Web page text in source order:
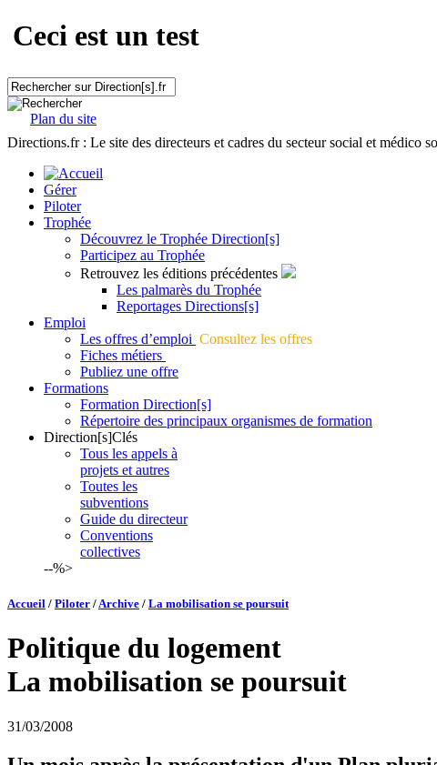
Ceci est un test
Plan du site
Directions.fr : Le site des directeurs et cadres du secteur social et médico
Gérer
Piloter
Trophée
Découvrez le Trophée Direction[s]
Participez au Trophée
Retrouvez les éditions précédentes
Les palmarès du Trophée
Reportages Directions[s]
Emploi
Les offres d’emploi Consultez les offres
Fiches métiers
Publiez une offre
Formations
Formation Direction[s]
Répertoire des principaux organismes de formation
Direction[s]Clés
Tous les appels à
projets et autres
Toutes les
subventions
Guide du directeur
Conventions
collectives
--%>
Accueil / Piloter /Archive / La mobilisation se poursuit
Politique du logement
La mobilisation se poursuit
31/03/2008